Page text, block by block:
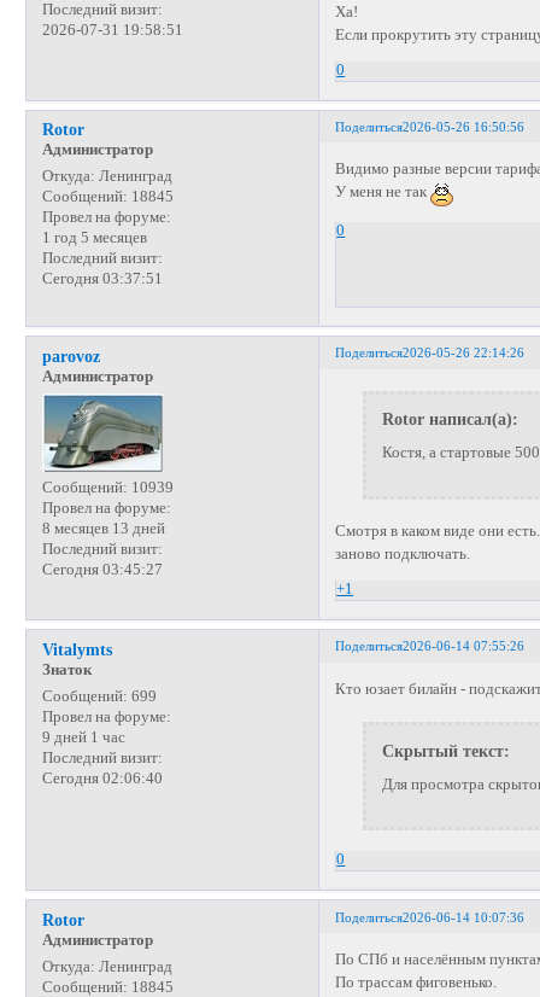
Последний визит:
2026-07-31 19:58:51
Ха!
Если прокрутить эту
0
Поделиться2026-05-26 16:50:56
Rotor
Администратор
Откуда: Ленинград
Сообщений: 18845
Провел на форуме:
1 год 5 месяцев
Последний визит:
Сегодня 03:37:51
Видимо разные версии
У меня не так
0
Поделиться2026-05-26 22:14:26
parovoz
Администратор
Сообщений: 10939
Провел на форуме:
8 месяцев 13 дней
Последний визит:
Сегодня 03:45:27
Rotor написал(а):
Костя, а стартовые
Смотря в каком виде они
заново подключать.
+1
Поделиться2026-06-14 07:55:26
Vitalymts
Знаток
Сообщений: 699
Провел на форуме:
9 дней 1 час
Последний визит:
Сегодня 02:06:40
Кто юзает билайн -
Скрытый текст:
Для просмотра
0
Поделиться2026-06-14 10:07:36
Rotor
Администратор
Откуда: Ленинград
Сообщений: 18845
По СПб и населённым
По трассам фиговенько.